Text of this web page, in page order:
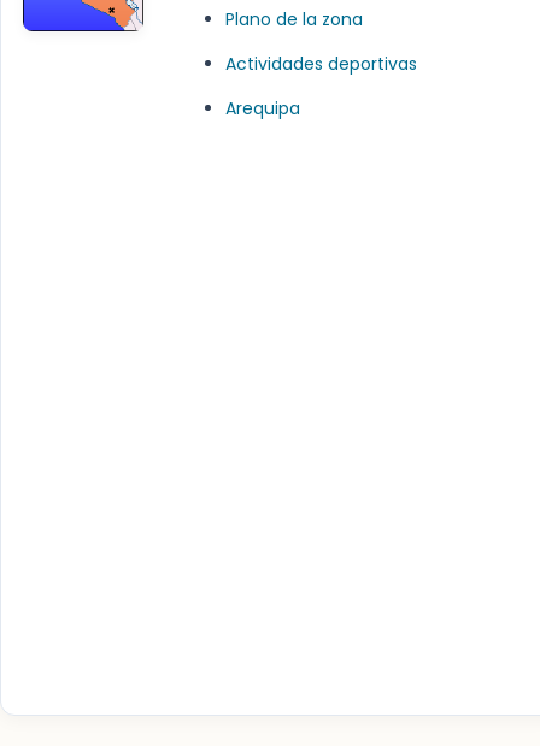
Plano de la zona
Actividades deportivas
Arequipa